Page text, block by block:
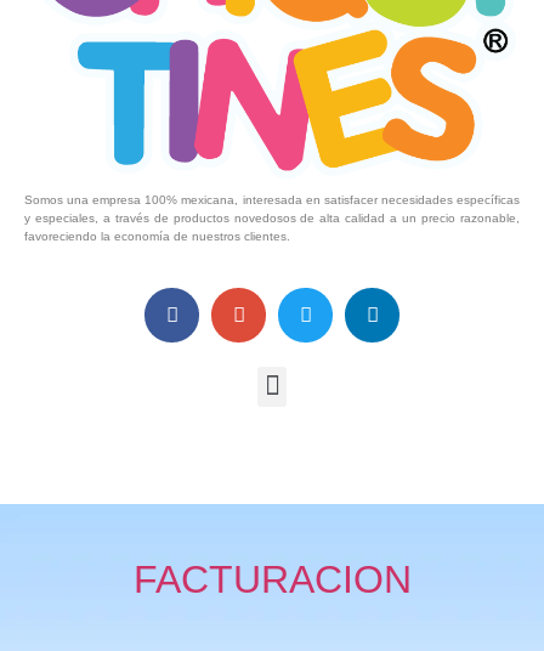
Somos una empresa 100% mexicana, interesada en satisfacer necesidades específicas
y especiales, a través de productos novedosos de alta calidad a un precio razonable,
favoreciendo la economía de nuestros clientes.
FACTURACION